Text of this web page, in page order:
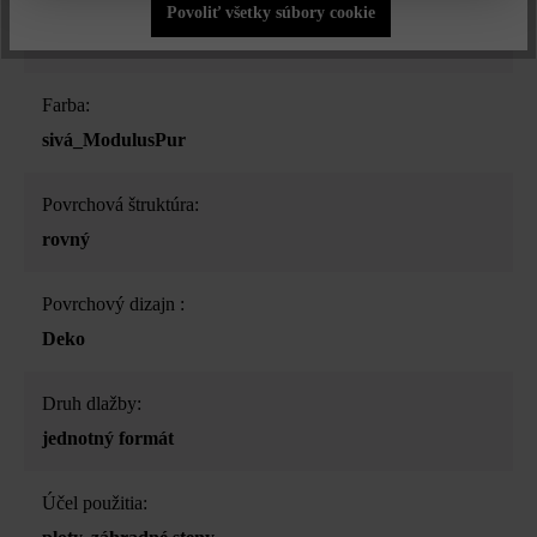
plotová a múrová tvárnica
Farba:
sivá_ModulusPur
Povrchová štruktúra:
rovný
Povrchový dizajn :
Deko
Druh dlažby:
jednotný formát
Účel použitia:
Povoliť všetky súbory cookie